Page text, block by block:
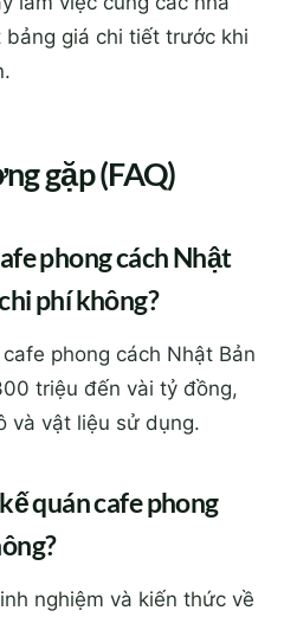
giá chi tiết trước khi
gặp (FAQ)
phong cách Nhật
phí không?
phong cách Nhật Bản
triệu đến vài tỷ đồng,
và vật liệu sử dụng.
quán cafe phong
nghiệm và kiến thức về